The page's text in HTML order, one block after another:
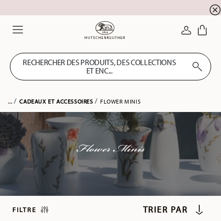
SOLDES D'ÉTÉ ! Profitez de 5 % de remise
RECHERCHER DES PRODUITS, DES COLLECTIONS
ET ENC...
... CADEAUX ET ACCESSOIRES FLOWER MINIS
Flower Minis
FILTRE